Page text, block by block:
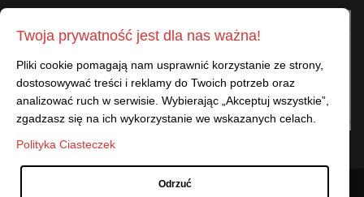
Twoja prywatność jest dla nas ważna!
Pliki cookie pomagają nam usprawnić korzystanie ze strony,
dostosowywać treści i reklamy do Twoich potrzeb oraz
analizować ruch w serwisie. Wybierając „Akceptuj wszystkie”,
zgadzasz się na ich wykorzystanie we wskazanych celach.
Polityka Ciasteczek
Odrzuć